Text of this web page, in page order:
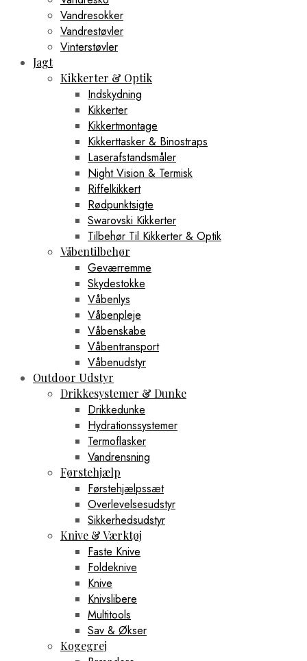
Vandresokker
Vandrestøvler
Vinterstøvler
Jagt
Kikkerter & Optik
Indskydning
Kikkerter
Kikkertmontage
Kikkerttasker & Binostraps
Laserafstandsmåler
Night Vision & Termisk
Riffelkikkert
Rødpunktsigte
Swarovski Kikkerter
Tilbehør Til Kikkerter & Optik
Våbentilbehør
Geværremme
Skydestokke
Våbenlys
Våbenpleje
Våbenskabe
Våbentransport
Våbenudstyr
Outdoor Udstyr
Drikkesystemer & Dunke
Drikkedunke
Hydrationssystemer
Termoflasker
Vandrensning
Førstehjælp
Førstehjælpssæt
Overlevelsesudstyr
Sikkerhedsudstyr
Knive & Værktøj
Faste Knive
Foldeknive
Knive
Knivslibere
Multitools
Sav & Økser
Kogegrej